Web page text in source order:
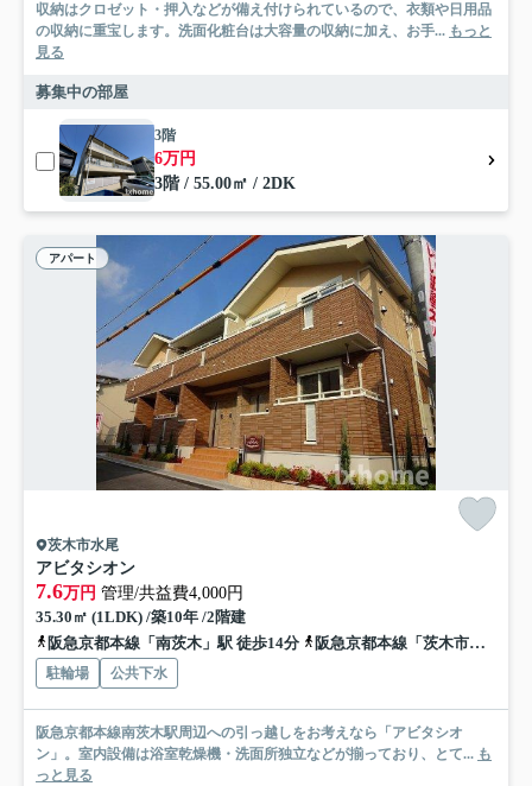
収納はクロゼット・押入などが備え付けられているので、衣類や日用品
の収納に重宝します。洗面化粧台は大容量の収納に加え、お手... もっと
見る
募集中の部屋
3階
6万円
3階 / 55.00㎡ / 2DK
アパート
茨木市水尾
アビタシオン
7.6万円 管理/共益費4,000円
35.30㎡ (1LDK) /築10年 /2階建
阪急京都本線「南茨木」駅 徒歩14分
阪急京都本線「茨木市」駅 徒歩19分
駐輪場 公共下水
阪急京都本線南茨木駅周辺への引っ越しをお考えなら「アビタシオ
ン」。室内設備は浴室乾燥機・洗面所独立などが揃っており、とて... も
っと見る